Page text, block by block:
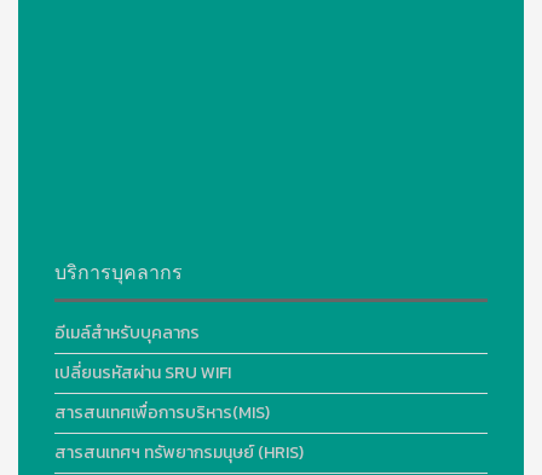
บริการบุคลากร
อีเมล์สำหรับบุคลากร
เปลี่ยนรหัสผ่าน SRU WIFI
สารสนเทศเพื่อการบริหาร(MIS)
สารสนเทศฯ ทรัพยากรมนุษย์ (HRIS)